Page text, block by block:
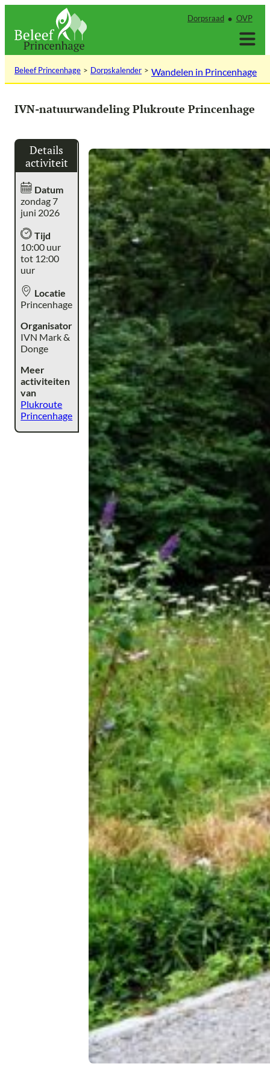
inhoud
Dorpsraad OVP
Beleef Princenhage Dorpskalender Wandelen in Princenhage
IVN-natuurwandeling Plukroute Princenhage
Details
activiteit
Datum
zondag 7
juni 2026
Tijd
10:00 uur
tot 12:00
uur
Locatie
Princenhage
Organisator
IVN Mark &
Donge
Meer
activiteiten
van
Plukroute
Princenhage